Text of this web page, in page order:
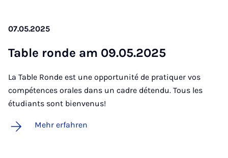
07.05.2025
Ta­ble ron­de am 09.05.2025
La Table Ronde est une opportunité de pratiquer vos
compétences orales dans un cadre détendu. Tous les
étudiants sont bienvenus!
Mehr erfahren